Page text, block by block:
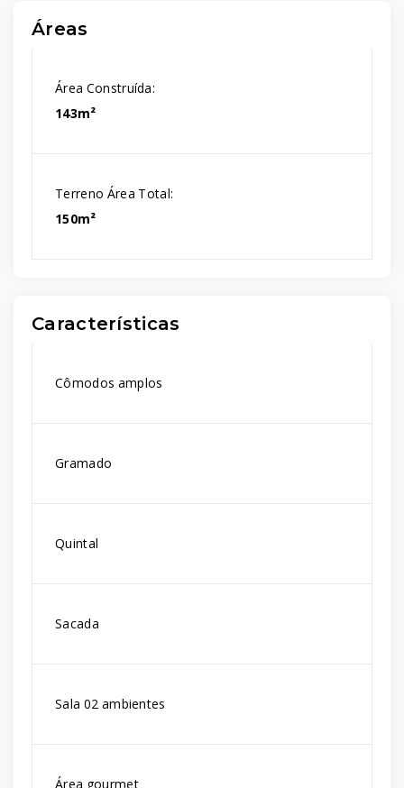
Áreas
Área Construída:
143m²
Terreno Área Total:
150m²
Características
Cômodos amplos
Gramado
Quintal
Sacada
Sala 02 ambientes
Área gourmet